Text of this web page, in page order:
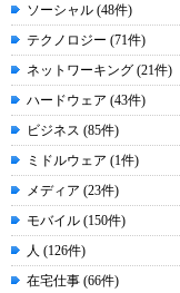
ソーシャル (48件)
テクノロジー (71件)
ネットワーキング (21件)
ハードウェア (43件)
ビジネス (85件)
ミドルウェア (1件)
メディア (23件)
モバイル (150件)
人 (126件)
在宅仕事 (66件)